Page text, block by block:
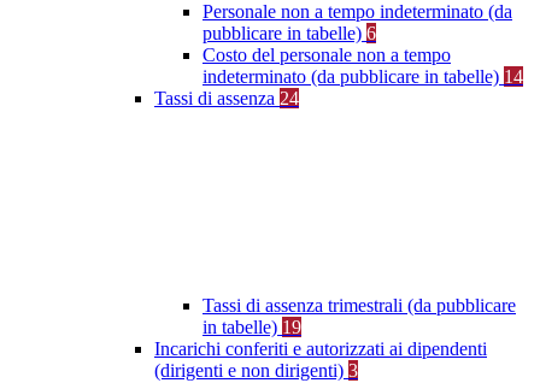
Personale non a tempo indeterminato (da
pubblicare in tabelle) 6
Costo del personale non a tempo
indeterminato (da pubblicare in tabelle) 14
Tassi di assenza 24
Tassi di assenza trimestrali (da pubblicare
in tabelle) 19
Incarichi conferiti e autorizzati ai dipendenti
(dirigenti e non dirigenti) 3